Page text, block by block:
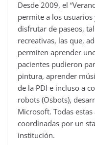
Desde 2009, el
permite a los
disfrutar de paseos,
recreativas, las que,
permiten aprender
pacientes pudieron
pintura, aprender
de la PDI e incluso a
robots (Osbots),
Microsoft. Todas
coordinadas por un
institución.